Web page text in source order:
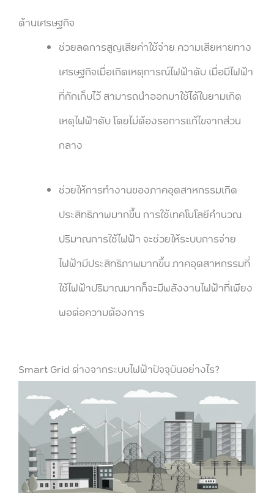
ด้านเศรษฐกิจ
ช่วยลดการสูญเสียค่าใช้จ่าย ความเสียหายทาง
เศรษฐกิจเมื่อเกิดเหตุการณ์ไฟฟ้าดับ เมื่อมีไฟฟ้า
ที่กักเก็บไว้ สามารถนำออกมาใช้ได้ในยามเกิด
เหตุไฟฟ้าดับ โดยไม่ต้องรอการแก้ไขจากส่วน
กลาง
ช่วยให้การทำงานของภาคอุตสาหกรรมเกิด
ประสิทธิภาพมากขึ้น การใช้เทคโนโลยีคำนวณ
ปริมาณการใช้ไฟฟ้า จะช่วยให้ระบบการจ่าย
ไฟฟ้ามีประสิทธิภาพมากขึ้น ภาคอุตสาหกรรมที่
ใช้ไฟฟ้าปริมาณมากก็จะมีพลังงานไฟฟ้าที่เพียง
พอต่อความต้องการ
Smart Grid ต่างจากระบบไฟฟ้าปัจจุบันอย่างไร?